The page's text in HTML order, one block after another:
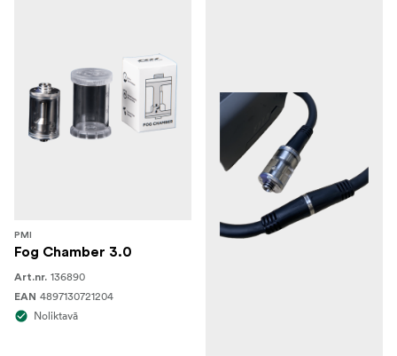
PMI
Fog Chamber 3.0
Art.nr. 136890
EAN 4897130721204
Noliktavā